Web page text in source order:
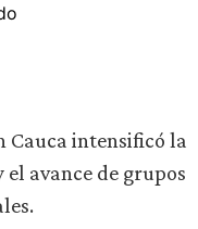
Cauca intensificó la
avance de grupos